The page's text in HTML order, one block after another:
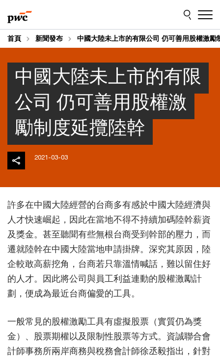
to
content
to
footer
首頁 新聞發布 中國大陸未上市的有限公司 仍可善用股權激勵
中國大陸未上市的有限
公司 仍可善用股權激
勵制度延攬陸幹
2021-03-03
許多在中國大陸經營的台商多有感於中國大陸經濟與
人才快速崛起，因此在當地不得不持續加碼陸幹薪資
及獎金。甚至聽聞有些無根台商受到幹部的壓力，而
遷就陸幹在中國大陸當地申請掛牌。深究其原因，陸
企較敢高薪挖角，台商若只靠溫情喊話，難以留住好
的人才。因此將公司與員工利益連動的股權激勵計
劃，便成為最近台商偏愛的工具。
一般常見的股權激勵工具有虛擬股票（實質仍為獎
金）、股票期權以及限制性股票等方式。資誠聯合會
計師事務所兩岸商務與稅務會計師徐丞毅指出，針對